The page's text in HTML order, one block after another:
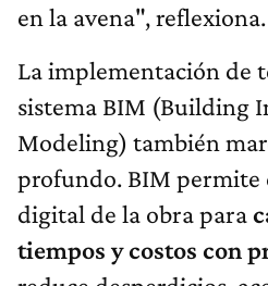
en la avena", reflexiona.
La implementación de
sistema BIM (Building
Modeling) también
profundo. BIM permite
digital de la obra para
tiempos y costos con